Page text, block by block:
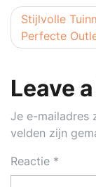
Stijlvolle
Perfecte
Leave
Je e-mailadres
velden zijn
Reactie *